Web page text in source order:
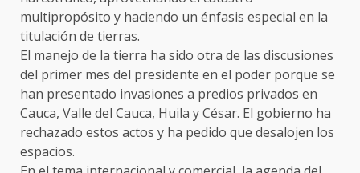
multipropósito y haciendo un énfasis especial en la
titulación de tierras.
El manejo de la tierra ha sido otra de las discusiones
del primer mes del presidente en el poder porque se
han presentado invasiones a predios privados en
Cauca, Valle del Cauca, Huila y César. El gobierno ha
rechazado estos actos y ha pedido que desalojen los
espacios.